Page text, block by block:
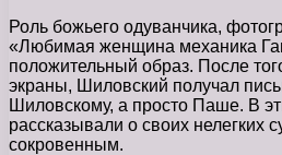
Роль божьего одуванчика,
«Любимая женщина механика
положительный образ. После
экраны, Шиловский получал
Шиловскому, а просто Паше. В
рассказывали о своих нелегких
сокровенным.